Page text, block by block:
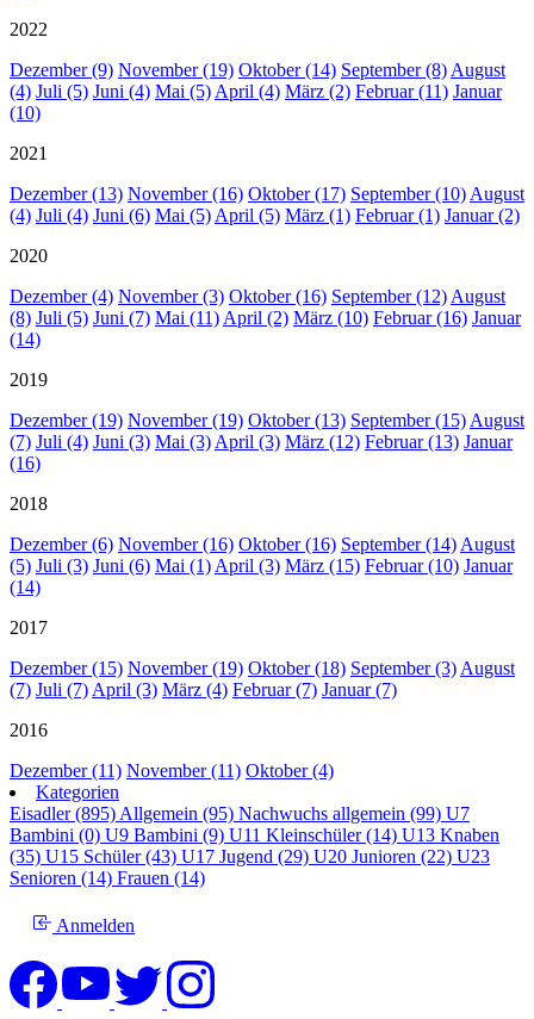
2022
Dezember (9) November (19) Oktober (14) September (8) August
(4) Juli (5) Juni (4) Mai (5) April (4) März (2) Februar (11) Januar
(10)
2021
Dezember (13) November (16) Oktober (17) September (10) August
(4) Juli (4) Juni (6) Mai (5) April (5) März (1) Februar (1) Januar (2)
2020
Dezember (4) November (3) Oktober (16) September (12) August
(8) Juli (5) Juni (7) Mai (11) April (2) März (10) Februar (16) Januar
(14)
2019
Dezember (19) November (19) Oktober (13) September (15) August
(7) Juli (4) Juni (3) Mai (3) April (3) März (12) Februar (13) Januar
(16)
2018
Dezember (6) November (16) Oktober (16) September (14) August
(5) Juli (3) Juni (6) Mai (1) April (3) März (15) Februar (10) Januar
(14)
2017
Dezember (15) November (19) Oktober (18) September (3) August
(7) Juli (7) April (3) März (4) Februar (7) Januar (7)
2016
Dezember (11) November (11) Oktober (4)
Kategorien
Eisadler (895) Allgemein (95) Nachwuchs allgemein (99) U7
Bambini (0) U9 Bambini (9) U11 Kleinschüler (14) U13 Knaben
(35) U15 Schüler (43) U17 Jugend (29) U20 Junioren (22) U23
Senioren (14) Frauen (14)
Anmelden